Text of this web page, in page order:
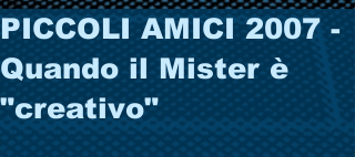
PICCOLI AMICI 2007 -
Quando il Mister è
"creativo"